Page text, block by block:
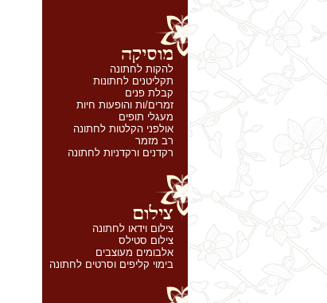
להקות לחתונה
תקליטנים לחתונות
קבלת פנים
זמרים/ות והופעות חיות
מעגלי תופים
אולפני הקלטות לחתונה
רב מזמר
רקדנים ורקדניות לחתונה
צילום וידאו לחתונה
צילום סטילס
אלבומים מעוצבים
בימוי קליפים וסרטים לחתונה